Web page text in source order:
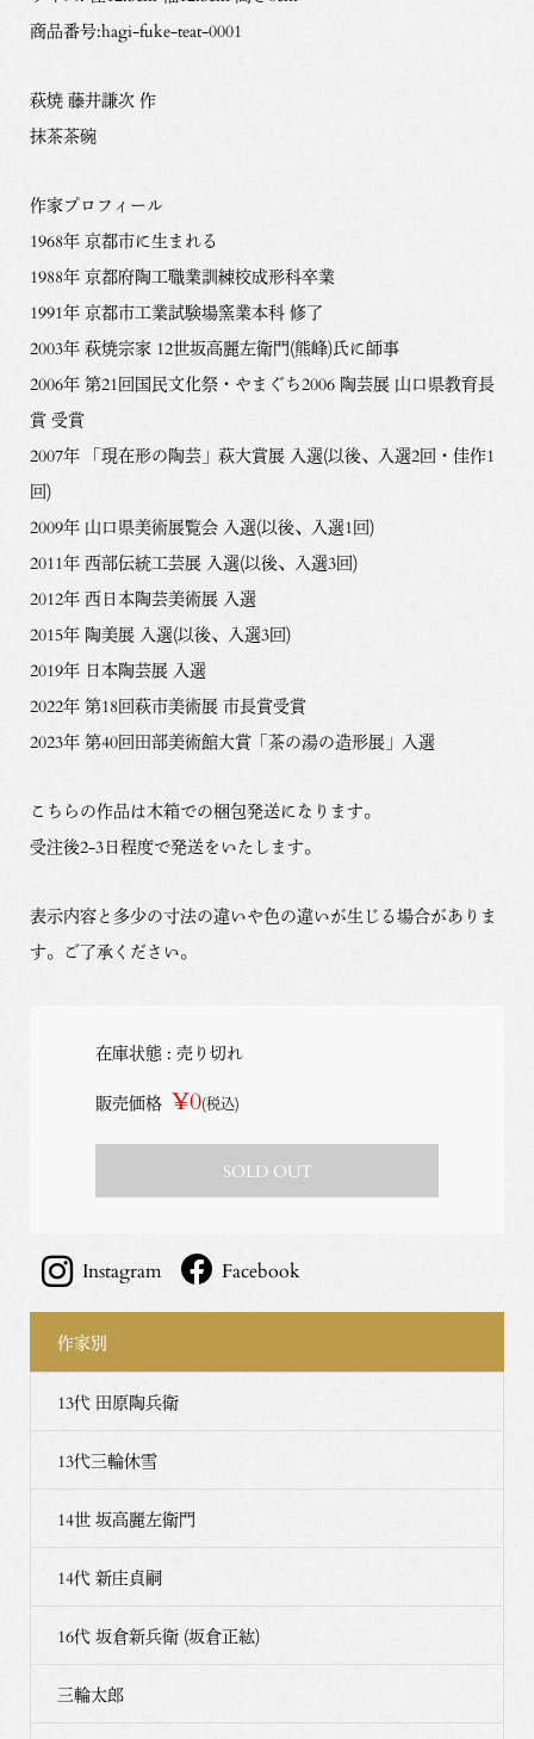
商品番号:hagi-fuke-teat-0001
萩焼 藤井謙次 作
抹茶茶碗
作家プロフィール
1968年 京都市に生まれる
1988年 京都府陶工職業訓練校成形科卒業
1991年 京都市工業試験場窯業本科 修了
2003年 萩焼宗家 12世坂高麗左衛門(熊峰)氏に師事
2006年 第21回国民文化祭・やまぐち2006 陶芸展 山口県教育長
賞 受賞
2007年 「現在形の陶芸」萩大賞展 入選(以後、入選2回・佳作1
回)
2009年 山口県美術展覧会 入選(以後、入選1回)
2011年 西部伝統工芸展 入選(以後、入選3回)
2012年 西日本陶芸美術展 入選
2015年 陶美展 入選(以後、入選3回)
2019年 日本陶芸展 入選
2022年 第18回萩市美術展 市長賞受賞
2023年 第40回田部美術館大賞「茶の湯の造形展」入選
こちらの作品は木箱での梱包発送になります。
受注後2-3日程度で発送をいたします。
表示内容と多少の寸法の違いや色の違いが生じる場合がありま
す。ご了承ください。
在庫状態 : 売り切れ
販売価格 ¥0(税込)
SOLD OUT
Instagram Facebook
作家別
13代 田原陶兵衛
13代三輪休雪
14世 坂高麗左衛門
14代 新庄貞嗣
16代 坂倉新兵衛 (坂倉正紘)
三輪太郎